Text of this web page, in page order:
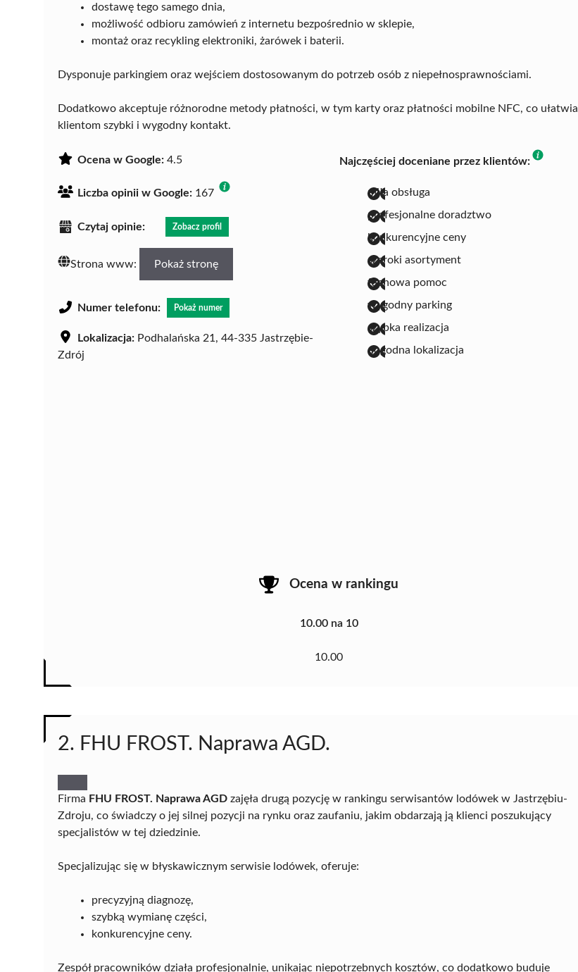
dostawę tego samego dnia,
możliwość odbioru zamówień z internetu bezpośrednio w sklepie,
montaż oraz recykling elektroniki, żarówek i baterii.
Dysponuje parkingiem oraz wejściem dostosowanym do potrzeb osób z niepełnosprawnościami.
Dodatkowo akceptuje różnorodne metody płatności, w tym karty oraz płatności mobilne NFC, co ułatwia
klientom szybki i wygodny kontakt.
Ocena w Google: 4.5
Liczba opinii w Google: 167
Czytaj opinie: Zobacz profil
Strona www: Pokaż stronę
Numer telefonu: Pokaż numer
Lokalizacja: Podhalańska 21, 44-335 Jastrzębie-
Zdrój
Najczęściej doceniane przez klientów:
miła obsługa
profesjonalne doradztwo
konkurencyjne ceny
szeroki asortyment
fachowa pomoc
wygodny parking
szybka realizacja
dogodna lokalizacja
Ocena w rankingu
10.00 na 10
10.00
2. FHU FROST. Naprawa AGD.
Firma FHU FROST. Naprawa AGD zajęła drugą pozycję w rankingu serwisantów lodówek w Jastrzębiu-
Zdroju, co świadczy o jej silnej pozycji na rynku oraz zaufaniu, jakim obdarzają ją klienci poszukujący
specjalistów w tej dziedzinie.
Specjalizując się w błyskawicznym serwisie lodówek, oferuje:
precyzyjną diagnozę,
szybką wymianę części,
konkurencyjne ceny.
Zespół pracowników działa profesjonalnie, unikając niepotrzebnych kosztów, co dodatkowo buduje